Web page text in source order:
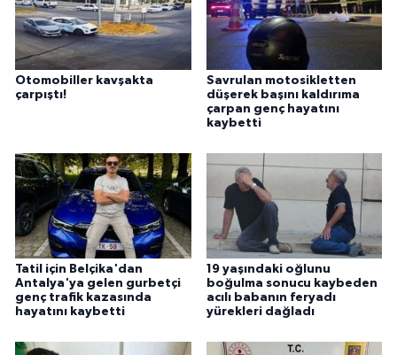
Otomobiller kavşakta
çarpıştı!
Savrulan motosikletten
düşerek başını kaldırıma
çarpan genç hayatını
kaybetti
Tatil için Belçika'dan
Antalya'ya gelen gurbetçi
genç trafik kazasında
hayatını kaybetti
19 yaşındaki oğlunu
boğulma sonucu kaybeden
acılı babanın feryadı
yürekleri dağladı